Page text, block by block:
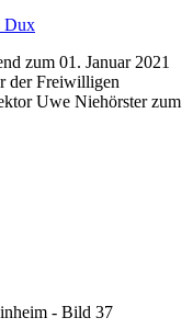
Dux
zum 01. Januar 2021
der Freiwilligen
Uwe Niehörster zum
- Bild 37